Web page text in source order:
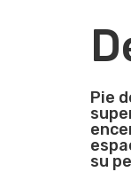
Pie
su